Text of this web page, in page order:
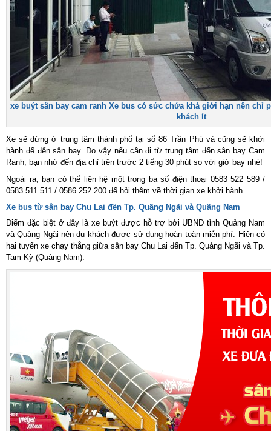
xe buýt sân bay cam ranh Xe bus có sức chứa khá giới hạn nên chỉ
khách ít
Xe sẽ dừng ở trung tâm thành phố tại số 86 Trần Phú và cũng sẽ khởi
hành để đến sân bay. Do vậy nếu cần đi từ trung tâm đến sân bay Cam
Ranh, bạn nhớ đến địa chỉ trên trước 2 tiếng 30 phút so với giờ bay nhé!
Ngoài ra, bạn có thể liên hệ một trong ba số điện thoại 0583 522 589 /
0583 511 511 / 0586 252 200 để hỏi thêm về thời gian xe khởi hành.
Xe bus từ sân bay Chu Lai đến Tp. Quãng Ngãi và Quãng Nam
Điểm đặc biệt ở đây là xe buýt được hỗ trợ bởi UBND tỉnh Quảng Nam
và Quảng Ngãi nên du khách được sử dụng hoàn toàn miễn phí. Hiện có
hai tuyến xe chạy thẳng giữa sân bay Chu Lai đến Tp. Quảng Ngãi và Tp.
Tam Kỳ (Quảng Nam).